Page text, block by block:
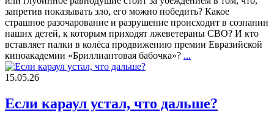
запретив показывать зло, его можно победить? Какое
страшное разочарование и разрушение происходит в сознании
наших детей, к которым приходят лжеветераны СВО? И кто
вставляет палки в колёса продвижению премии Евразийской
киноакадемии «Бриллиантовая бабочка»? ...
15.05.26
Если караул устал, что дальше?